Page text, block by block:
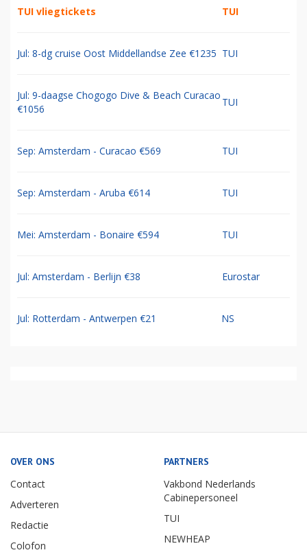
TUI vliegtickets TUI
Jul: 8-dg cruise Oost Middellandse Zee €1235 TUI
Jul: 9-daagse Chogogo Dive & Beach Curacao
€1056
TUI
Sep: Amsterdam - Curacao €569 TUI
Sep: Amsterdam - Aruba €614 TUI
Mei: Amsterdam - Bonaire €594 TUI
Jul: Amsterdam - Berlijn €38 Eurostar
Jul: Rotterdam - Antwerpen €21 NS
OVER ONS
Contact
Adverteren
Redactie
Colofon
PARTNERS
Vakbond Nederlands
Cabinepersoneel
TUI
NEWHEAP